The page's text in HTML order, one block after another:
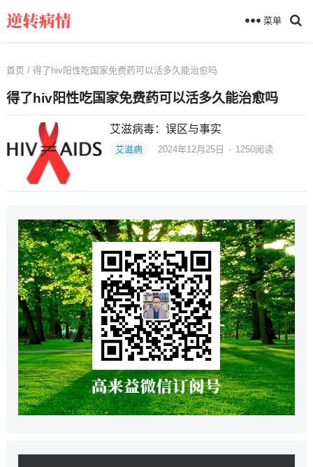
菜单
首页 / 得了hiv阳性吃国家免费药可以活多久能治愈吗
得了hiv阳性吃国家免费药可以活多久能治愈吗
艾滋病毒：误区与事实
艾滋病 2024年12月25日 · 1250阅读